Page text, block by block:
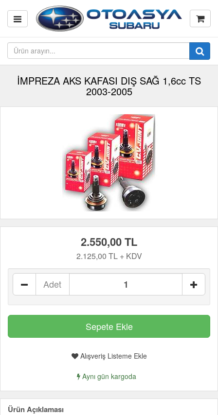
İMPREZA AKS KAFASI DIŞ SAĞ 1,6cc TS
2003-2005
2.550,00 TL
2.125,00 TL + KDV
Adet
Alışveriş Listeme Ekle
Aynı gün kargoda
Ürün Açıklaması